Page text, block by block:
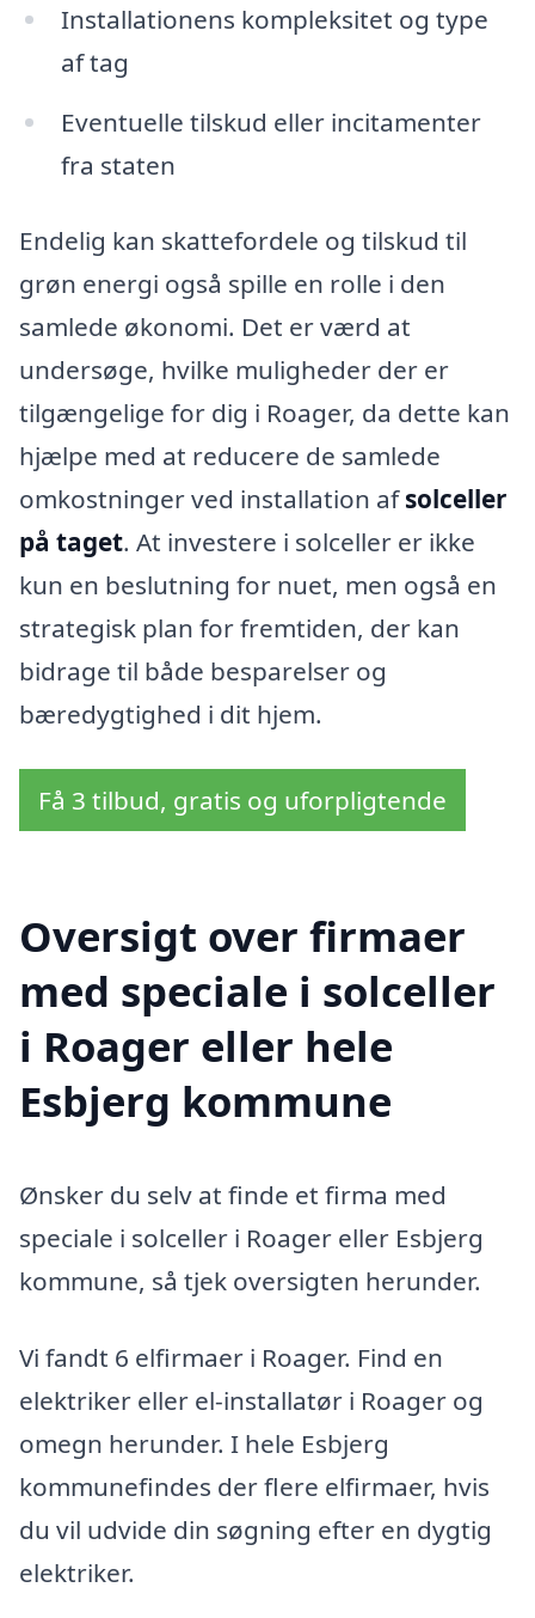
Installationens kompleksitet og type
af tag
Eventuelle tilskud eller incitamenter
fra staten
Endelig kan skattefordele og tilskud til
grøn energi også spille en rolle i den
samlede økonomi. Det er værd at
undersøge, hvilke muligheder der er
tilgængelige for dig i Roager, da dette kan
hjælpe med at reducere de samlede
omkostninger ved installation afsolceller
på taget. At investere i solceller er ikke
kun en beslutning for nuet, men også en
strategisk plan for fremtiden, der kan
bidrage til både besparelser og
bæredygtighed i dit hjem.
Få 3 tilbud, gratis og uforpligtende
Oversigt over firmaer
med speciale i solceller
i Roager eller hele
Esbjerg kommune
Ønsker du selv at finde et firma med
speciale i solceller i Roager eller Esbjerg
kommune, så tjek oversigten herunder.
Vi fandt 6 elfirmaer i Roager. Find en
elektriker eller el-installatør i Roager og
omegn herunder. I hele Esbjerg
kommunefindes der flere elfirmaer, hvis
du vil udvide din søgning efter en dygtig
elektriker.